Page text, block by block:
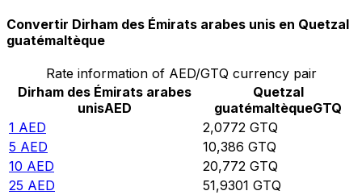
Convertir Dirham des Émirats arabes unis en Quetzal
guatémaltèque
Rate information of AED/GTQ currency pair
Dirham des Émirats arabes
unisAED
Quetzal
guatémaltèqueGTQ
1 AED 2,0772 GTQ
5 AED 10,386 GTQ
10 AED 20,772 GTQ
25 AED 51,9301 GTQ